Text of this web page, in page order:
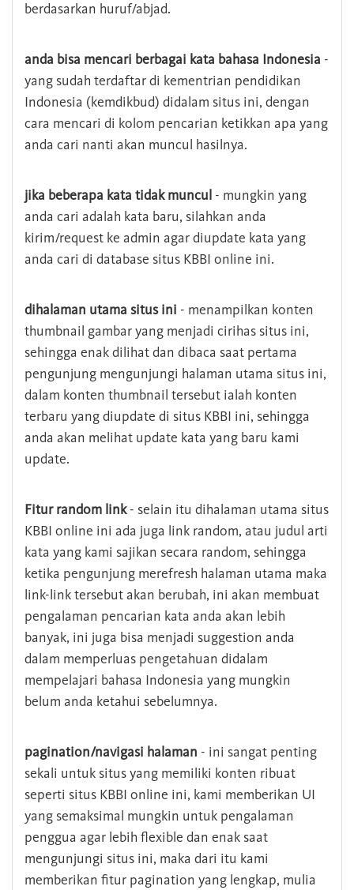
berdasarkan huruf/abjad.
anda bisa mencari berbagai kata bahasa Indonesia -
yang sudah terdaftar di kementrian pendidikan
Indonesia (kemdikbud) didalam situs ini, dengan
cara mencari di kolom pencarian ketikkan apa yang
anda cari nanti akan muncul hasilnya.
jika beberapa kata tidak muncul - mungkin yang
anda cari adalah kata baru, silahkan anda
kirim/request ke admin agar diupdate kata yang
anda cari di database situs KBBI online ini.
dihalaman utama situs ini - menampilkan konten
thumbnail gambar yang menjadi cirihas situs ini,
sehingga enak dilihat dan dibaca saat pertama
pengunjung mengunjungi halaman utama situs ini,
dalam konten thumbnail tersebut ialah konten
terbaru yang diupdate di situs KBBI ini, sehingga
anda akan melihat update kata yang baru kami
update.
Fitur random link- selain itu dihalaman utama situs
KBBI online ini ada juga link random, atau judul arti
kata yang kami sajikan secara random, sehingga
ketika pengunjung merefresh halaman utama maka
link-link tersebut akan berubah, ini akan membuat
pengalaman pencarian kata anda akan lebih
banyak, ini juga bisa menjadi suggestion anda
dalam memperluas pengetahuan didalam
mempelajari bahasa Indonesia yang mungkin
belum anda ketahui sebelumnya.
pagination/navigasi halaman - ini sangat penting
sekali untuk situs yang memiliki konten ribuat
seperti situs KBBI online ini, kami memberikan UI
yang semaksimal mungkin untuk pengalaman
penggua agar lebih flexible dan enak saat
mengunjungi situs ini, maka dari itu kami
memberikan fitur pagination yang lengkap, mulia